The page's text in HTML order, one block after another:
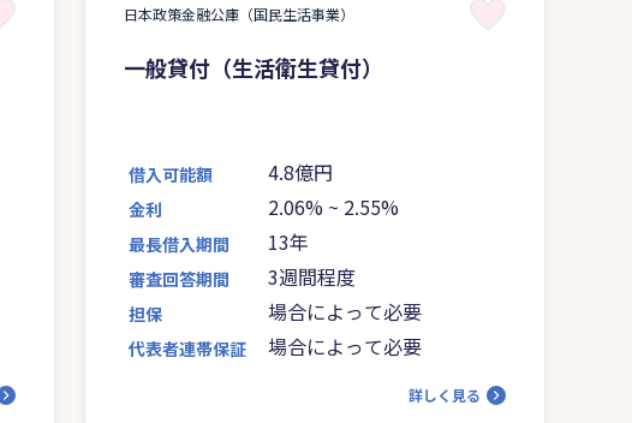
日本政策金融公庫（国民生活事業）
一般貸付（生活衛生貸付）
借入可能額 4.8億円
金利 2.06% ~ 2.55%
最長借入期間 13年
審査回答期間 3週間程度
担保 場合によって必要
代表者連帯保証 場合によって必要
詳しく見る